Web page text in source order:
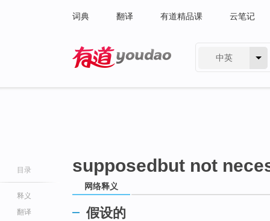
词典 翻译 有道精品课 云笔记
中英
目录
释义
翻译
supposedbut not
网络释义
假设的